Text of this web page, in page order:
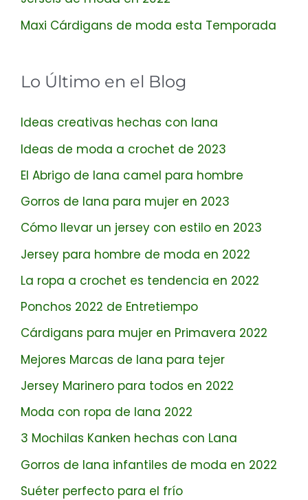
Maxi Cárdigans de moda esta Temporada
Lo Último en el Blog
Ideas creativas hechas con lana
Ideas de moda a crochet de 2023
El Abrigo de lana camel para hombre
Gorros de lana para mujer en 2023
Cómo llevar un jersey con estilo en 2023
Jersey para hombre de moda en 2022
La ropa a crochet es tendencia en 2022
Ponchos 2022 de Entretiempo
Cárdigans para mujer en Primavera 2022
Mejores Marcas de lana para tejer
Jersey Marinero para todos en 2022
Moda con ropa de lana 2022
3 Mochilas Kanken hechas con Lana
Gorros de lana infantiles de moda en 2022
Suéter perfecto para el frío